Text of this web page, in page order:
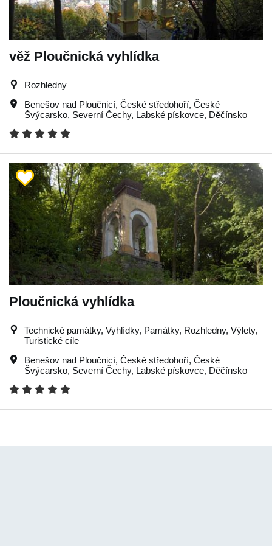
věž Ploučnická vyhlídka
Rozhledny
Benešov nad Ploučnicí, České středohoří, České
Švýcarsko, Severní Čechy, Labské pískovce, Děčínsko
Ploučnická vyhlídka
Technické památky, Vyhlídky, Památky, Rozhledny, Výlety,
Turistické cíle
Benešov nad Ploučnicí, České středohoří, České
Švýcarsko, Severní Čechy, Labské pískovce, Děčínsko